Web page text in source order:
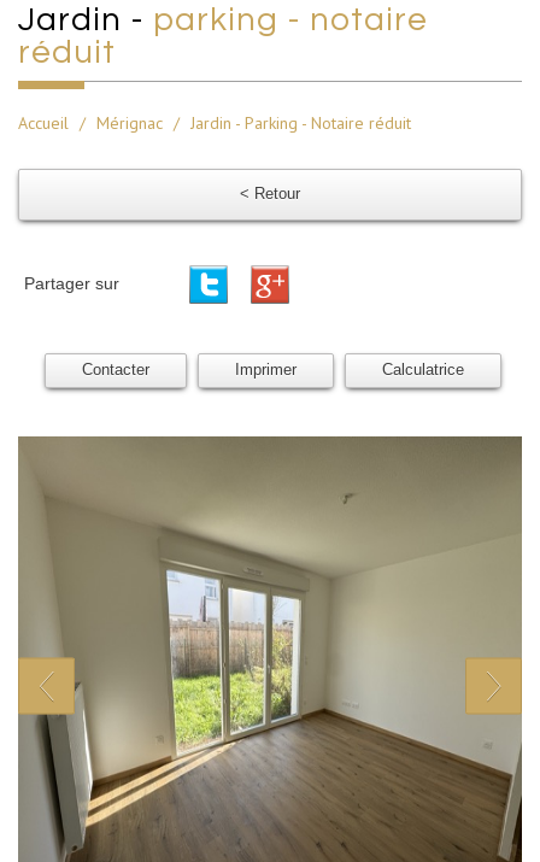
jardin - parking - notaire
réduit
Accueil Mérignac Jardin - Parking - Notaire réduit
< Retour
Partager sur
Contacter Imprimer Calculatrice